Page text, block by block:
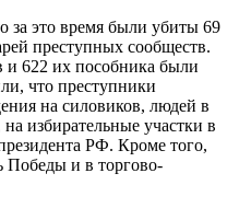
это время были убиты 69
преступных сообществ.
и 622 их пособника были
что преступники
на силовиков, людей в
избирательные участки в
РФ. Кроме того,
Победы и в торгово-